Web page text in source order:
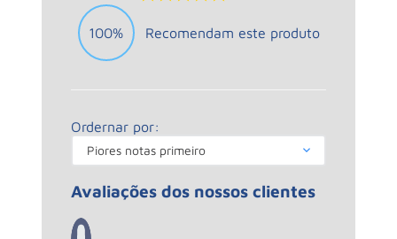
100% Recomendam este produto
Ordernar por:
Piores notas primeiro
Avaliações dos nossos clientes